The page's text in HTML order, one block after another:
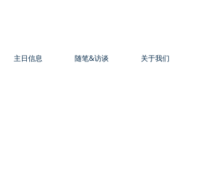
主日信息 随笔&访谈 关于我们